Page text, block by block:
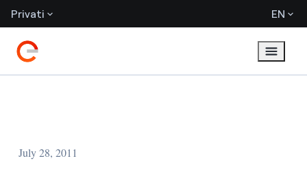
Privati EN
July 28, 2011